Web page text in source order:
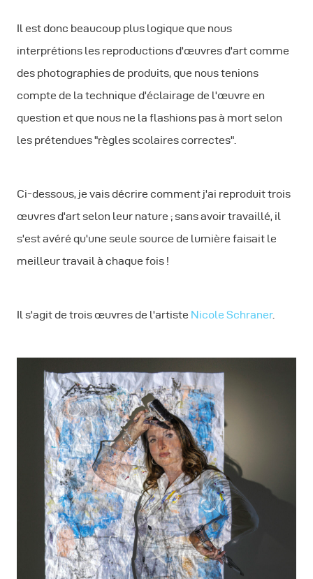
Il est donc beaucoup plus logique que nous
interprétions les reproductions d'œuvres d'art comme
des photographies de produits, que nous tenions
compte de la technique d'éclairage de l'œuvre en
question et que nous ne la flashions pas à mort selon
les prétendues "règles scolaires correctes".
Ci-dessous, je vais décrire comment j'ai reproduit trois
œuvres d'art selon leur nature ; sans avoir travaillé, il
s'est avéré qu'une seule source de lumière faisait le
meilleur travail à chaque fois !
Il s'agit de trois œuvres de l'artiste Nicole Schraner.